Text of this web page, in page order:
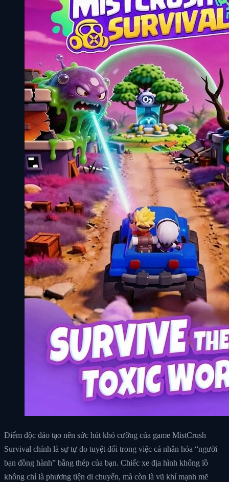
Điểm độc đáo tạo nên sức hút khó cưỡng của game MistCrush
Survival chính là sự tự do tuyệt đối trong việc cá nhân hóa “người
bạn đồng hành” bằng thép của bạn. Chiếc xe địa hình khổng lồ
không chỉ là phương tiện di chuyển, mà còn là vũ khí mạnh mẽ